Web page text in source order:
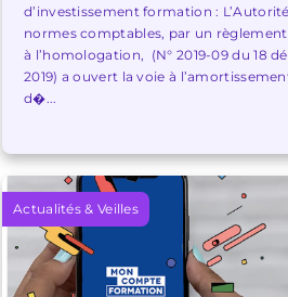
d’investissement formation :
normes comptables, par un
à l’homologation, (N° 2019-09 du 18
2019) a ouvert la voie à
d�...
Actualités & Veilles